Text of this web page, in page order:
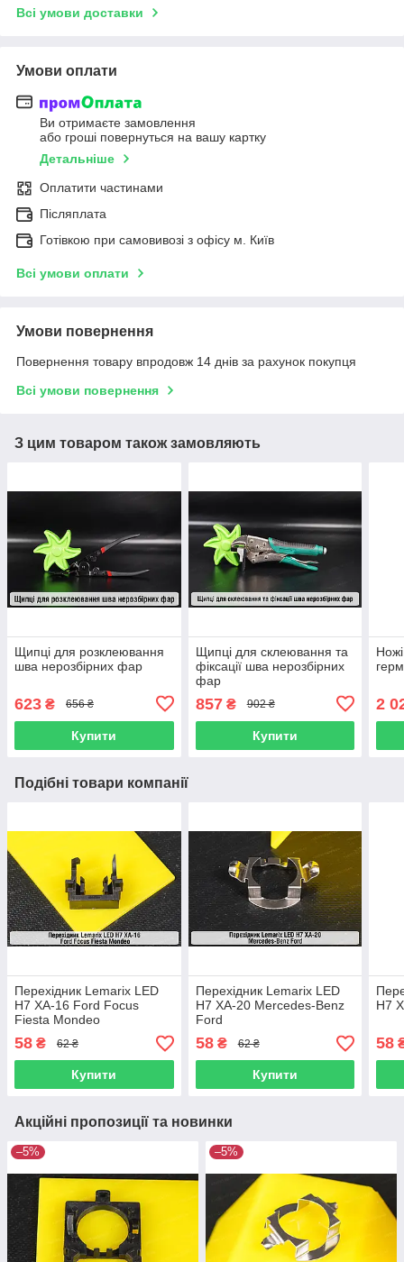
Всі умови доставки
Умови оплати
Ви отримаєте замовлення
або гроші повернуться на вашу картку
Детальніше
Оплатити частинами
Післяплата
Готівкою при самовивозі з офісу м. Київ
Всі умови оплати
Умови повернення
Повернення товару впродовж 14 днів за рахунок покупця
Всі умови повернення
З цим товаром також замовляють
Щипці для розклеювання
шва нерозбірних фар
623 ₴ 656 ₴
Купити
Щипці для склеювання та
фіксації шва нерозбірних
фар
857₴ 902 ₴
Купити
2
Подібні товари компанії
Перехідник Lemarix LED
H7 XA-16 Ford Focus
Fiesta Mondeo
58 ₴ 62 ₴
Купити
Перехідник Lemarix LED
H7 XA-20 Mercedes-Benz
Ford
58₴ 62 ₴
Купити
H7
58
Акційні пропозиції та новинки
–5% –5%